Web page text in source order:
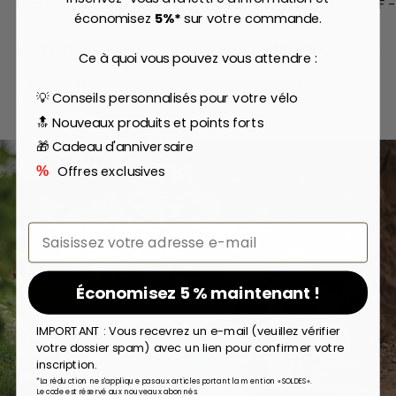
plate - Noir
★★★★★ (6)
26,21 € 80,66 €
impacts DBX 5.0 3DF
★★★★★ (1)
De 105,78 €
Pourquoi acheter?
Avec leleasing de vélos,
économisez jusqu'à 40%
économisez 5%*sur votre commande.
Ce à quoi vous pouvez vous attendre :
💡 Conseils personnalisés pour votre vélo
🔝 Nouveaux produits et points forts
🎁 Cadeau d'anniversaire
% Offres exclusives
Email
Économisez 5 % maintenant !
IMPORTANT : Vous recevrez un e-mail (veuillez vérifier
votre dossier spam) avec un lien pour confirmer votre
inscription.
*La réduction ne s'applique pas aux articles portant la mention « SOLDES ».
Le code est réservé aux nouveaux abonnés.